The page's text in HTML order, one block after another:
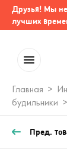
Друзья! Мы
лучших
Главная
будильники
Пред.